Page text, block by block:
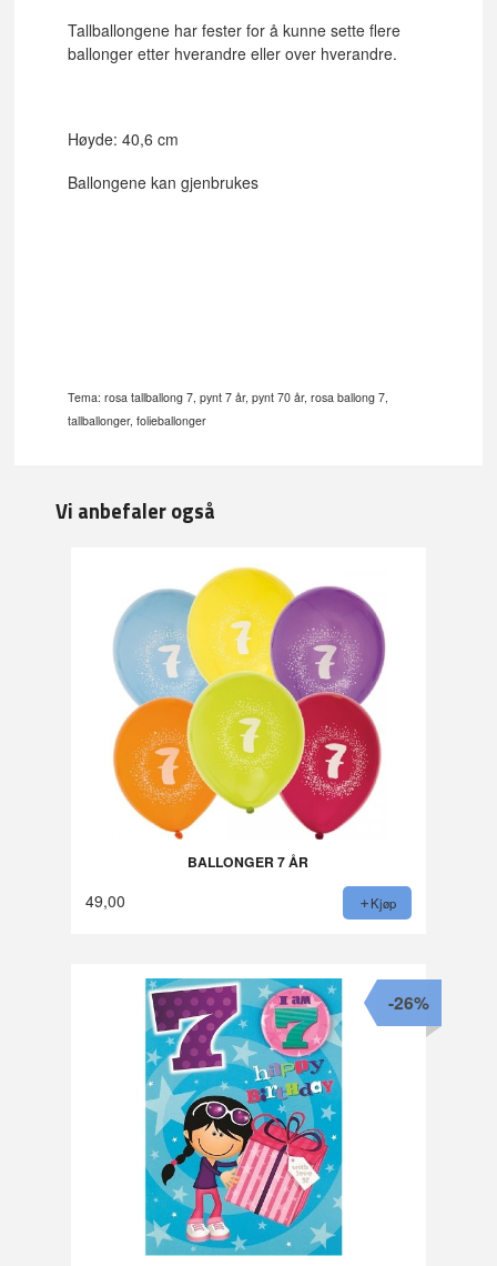
Tallballongene har fester for å kunne sette flere
ballonger etter hverandre eller over hverandre.
Høyde: 40,6 cm
Ballongene kan gjenbrukes
Tema: rosa tallballong 7, pynt 7 år, pynt 70 år, rosa ballong 7,
tallballonger, folieballonger
Vi anbefaler også
BALLONGER 7 ÅR
49,00 Kjøp
-26%